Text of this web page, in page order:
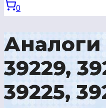
0
Аналоги
39229,
39225,